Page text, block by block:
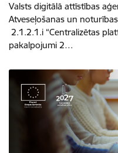
Valsts digitālā attīstības
Atveseļošanas un
2.1.2.1.i “Centralizētas
pakalpojumi 2…